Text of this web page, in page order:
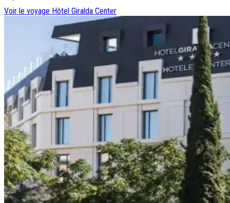
Voir le voyage Hôtel Giralda Center